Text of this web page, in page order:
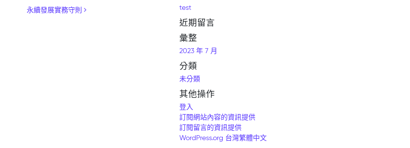
永續發展實務守則 test
近期留言
彙整
2023 年 7 月
分類
未分類
其他操作
登入
訂閱網站內容的資訊提供
訂閱留言的資訊提供
WordPress.org 台灣繁體中文